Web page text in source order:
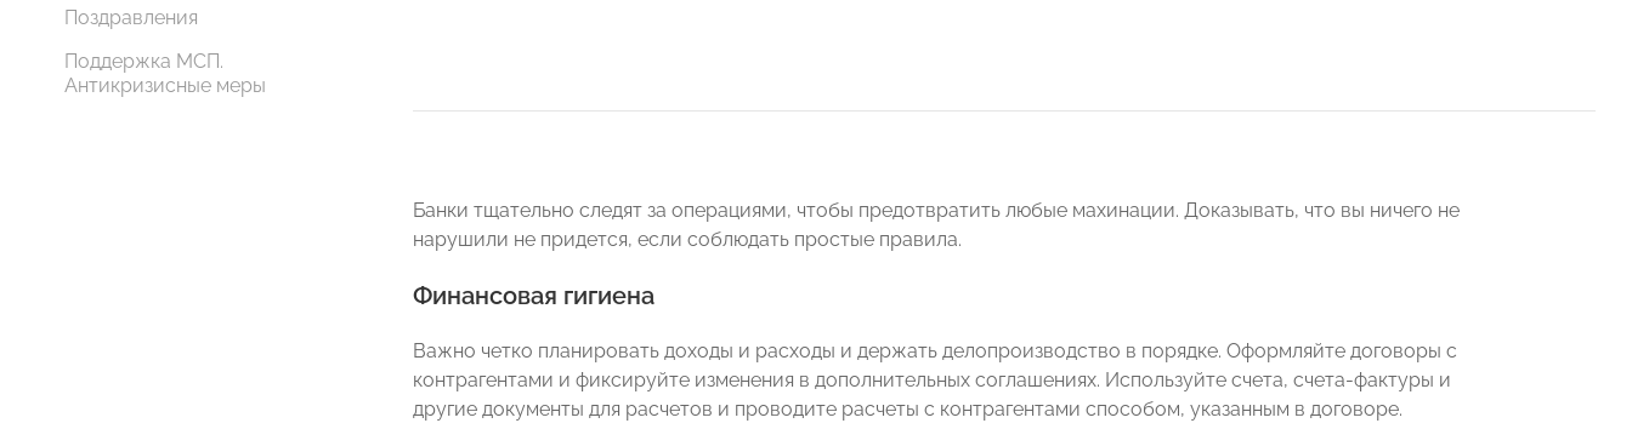
Поздравления
Поддержка МСП.
Антикризисные меры
Банки тщательно следят за операциями, чтобы предотвратить любые махинации. Доказывать, что вы ничего не
нарушили не придется, если соблюдать простые правила.
Финансовая гигиена
Важно четко планировать доходы и расходы и держать делопроизводство в порядке. Оформляйте договоры с
контрагентами и фиксируйте изменения в дополнительных соглашениях. Используйте счета, счета-фактуры и
другие документы для расчетов и проводите расчеты с контрагентами способом, указанным в договоре.